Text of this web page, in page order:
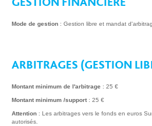
Mode de gestion : Gestion libre et mandat
ARBITRAGES (GESTION
Montant minimum de l'arbitrage : 25 €
Montant minimum /support : 25 €
Attention : Les arbitrages vers le fonds en euros
autorisés.